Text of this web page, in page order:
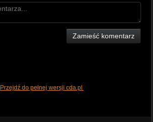
Zamieść komentarz
Przejdź do pełnej wersji cda.pl